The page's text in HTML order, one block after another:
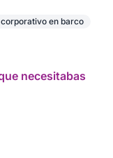
corporativo en barco
necesitabas